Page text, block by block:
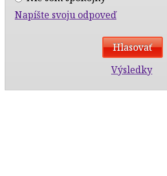
Napíšte svoju odpoveď
Výsledky